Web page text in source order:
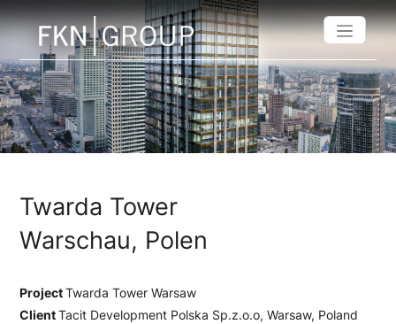
Twarda Tower
Warschau, Polen
ProjectTwarda Tower Warsaw
ClientTacit Development Polska Sp.z.o.o, Warsaw, Poland